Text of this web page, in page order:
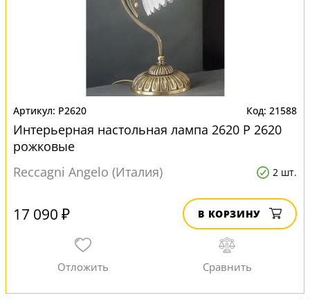
P2620 21588
Интерьерная настольная лампа 2620 P 2620
рожковые
Reccagni Angelo (Италия)
2 шт.
17 090 ₽ В КОРЗИНУ